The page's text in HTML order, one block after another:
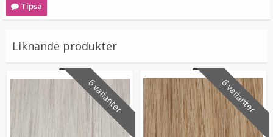
#6 Mellanbrun - Original äkta löshår remy nagelslingor
★★ ★★
189 kr
VÄLJ
Tipsa
Liknande produkter
6 varianter 6 varianter